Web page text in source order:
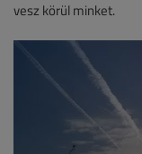
vesz körül minket.